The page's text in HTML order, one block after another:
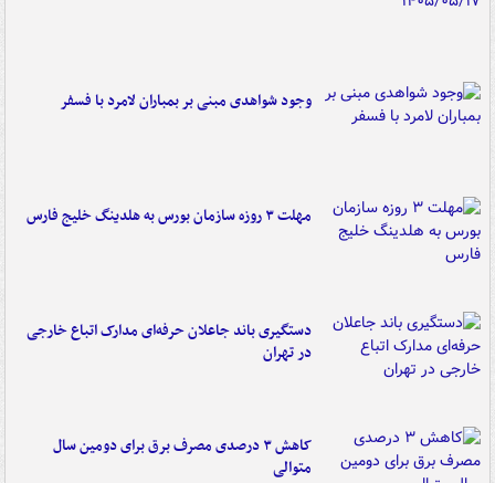
وجود شواهدی مبنی بر بمباران لامرد با فسفر
مهلت ۳ روزه سازمان بورس به هلدینگ خلیج فارس
دستگیری باند جاعلان حرفه‌ای مدارک اتباع خارجی
در تهران
کاهش ۳ درصدی مصرف برق برای دومین سال
متوالی